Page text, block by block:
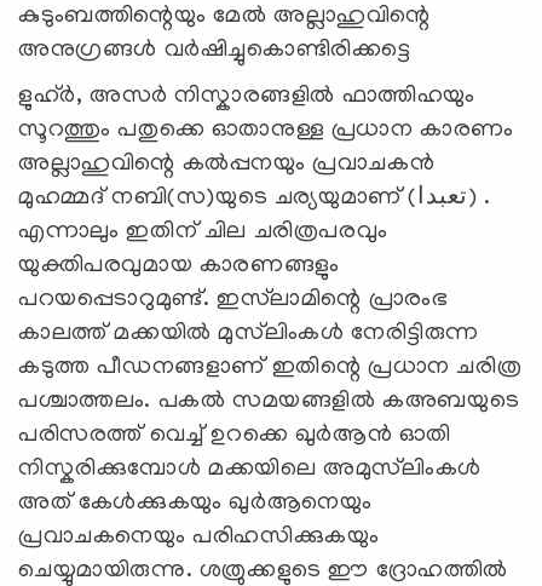
കുടുംബത്തിന്റെയും മേല്‍ അല്ലാഹുവിന്റെ
അനുഗ്രങ്ങള്‍ വര്‍ഷിച്ചുകൊണ്ടിരിക്കട്ടെ
ളുഹ്ർ, അസർ നിസ്കാരങ്ങളിൽ ഫാത്തിഹയും
സൂറത്തും പതുക്കെ ഓതാനുള്ള പ്രധാന കാരണം
അല്ലാഹുവിന്റെ കൽപ്പനയും പ്രവാചകൻ
മുഹമ്മദ് നബി(സ)യുടെ ചര്യയുമാണ് (تعبدا) .
എന്നാലും ഇതിന് ചില ചരിത്രപരവും
യുക്തിപരവുമായ കാരണങ്ങളും
പറയപ്പെടാറുമുണ്ട്. ഇസ്‌ലാമിന്റെ പ്രാരംഭ
കാലത്ത് മക്കയിൽ മുസ്‌ലിംകൾ നേരിട്ടിരുന്ന
കടുത്ത പീഡനങ്ങളാണ് ഇതിന്റെ പ്രധാന ചരിത്ര
പശ്ചാത്തലം. പകൽ സമയങ്ങളിൽ കഅബയുടെ
പരിസരത്ത് വെച്ച് ഉറക്കെ ഖുർആൻ ഓതി
നിസ്കരിക്കുമ്പോൾ മക്കയിലെ അമുസ്‌ലിംകൾ
അത് കേൾക്കുകയും ഖുർആനെയും
പ്രവാചകനെയും പരിഹസിക്കുകയും
ചെയ്യുമായിരുന്നു. ശത്രുക്കളുടെ ഈ ദ്രോഹത്തിൽ